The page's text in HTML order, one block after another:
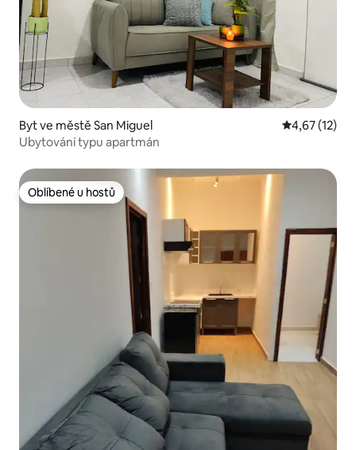
Byt ve městě San Miguel Průměrné
4,67 (12)
Ubytování typu apartmán
Oblíbené u hostů
Oblíbené u hostů